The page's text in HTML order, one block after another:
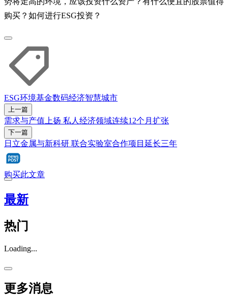
购买？如何进行ESG投资？
ESG环境基金数码经济智慧城市
上一篇
需求与产值上扬 私人经济领域连续12个月扩张
下一篇
日立金属与新科研 联合实验室合作项目延长三年
购买此文章
最新
热门
Loading...
更多消息